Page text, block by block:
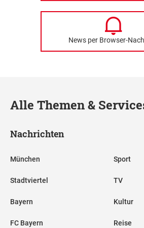
News per Browser-
Alle Themen &
Nachrichten
München
Stadtviertel
Bayern
FC Bayern
Sport
TV
Kultur
Reise